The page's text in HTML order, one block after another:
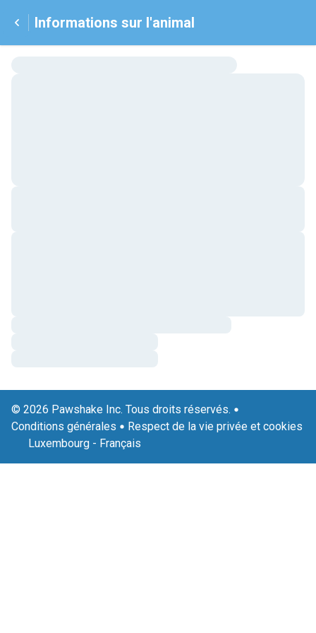
Informations sur l'animal
© 2026 Pawshake Inc. Tous droits réservés.
Conditions générales
Respect de la vie privée et cookies
Luxembourg - Français